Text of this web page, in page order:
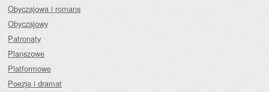
Obyczajowa i romans
Obyczajowy
Patronaty
Planszowe
Platformowe
Poezja i dramat